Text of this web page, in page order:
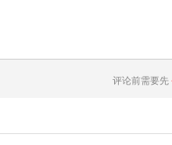
评论前需要先